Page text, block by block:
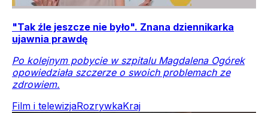
"Tak źle jeszcze nie było". Znana dziennikarka
ujawnia prawdę
Po kolejnym pobycie w szpitalu Magdalena Ogórek
opowiedziała szczerze o swoich problemach ze
zdrowiem.
Film i telewizjaRozrywkaKraj